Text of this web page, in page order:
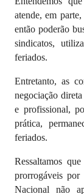
atende, em
então poderão
sindicatos,
feriados.
Entretanto, as
negociação
e profissional,
prática,
feriados.
Ressaltamos
prorrogáveis
Nacional não